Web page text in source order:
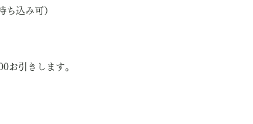
ち込み可）
お引きします。